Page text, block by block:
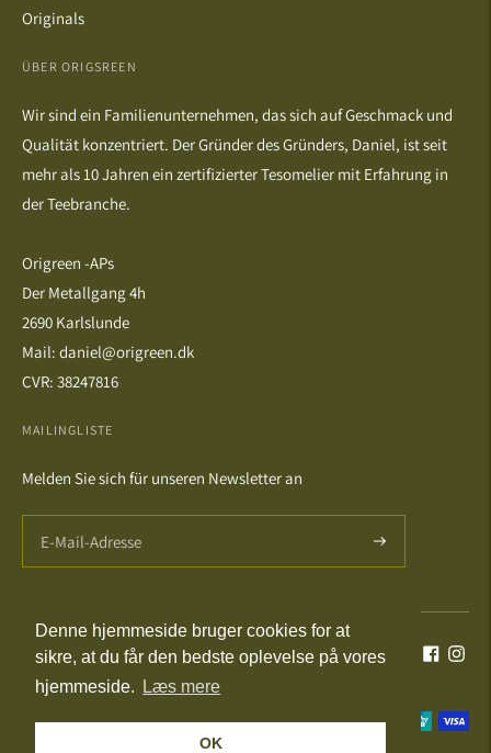
Denne hjemmeside bruger cookies for at
sikre, at du får den bedste oplevelse på vores
hjemmeside.
Læs mere
OK
ÜBER ORIGSREEN
Wir sind ein Familienunternehmen, das sich auf Geschmack und
Qualität konzentriert. Der Gründer des Gründers, Daniel, ist seit
mehr als 10 Jahren ein zertifizierter Tesomelier mit Erfahrung in
der Teebranche.
Origreen -APs
Der Metallgang 4h
2690 Karlslunde
Mail: daniel@origreen.dk
CVR: 38247816
Originals
MAILINGLISTE
Melden Sie sich für unseren Newsletter an
Sprache
Deutsch Währung
DKK kr.
Akzeptierte